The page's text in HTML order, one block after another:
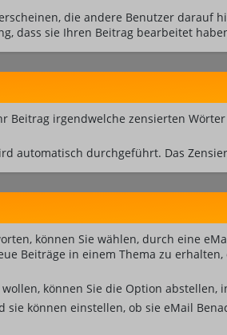
die andere Benutzer darauf
dass sie Ihren Beitrag bearbeitet
irgendwelche zensierten
automatisch durchgeführt. Das
können Sie wählen, durch eine
Beiträge in einem Thema zu
können Sie die Option abstellen,
können einstellen, ob sie eMail